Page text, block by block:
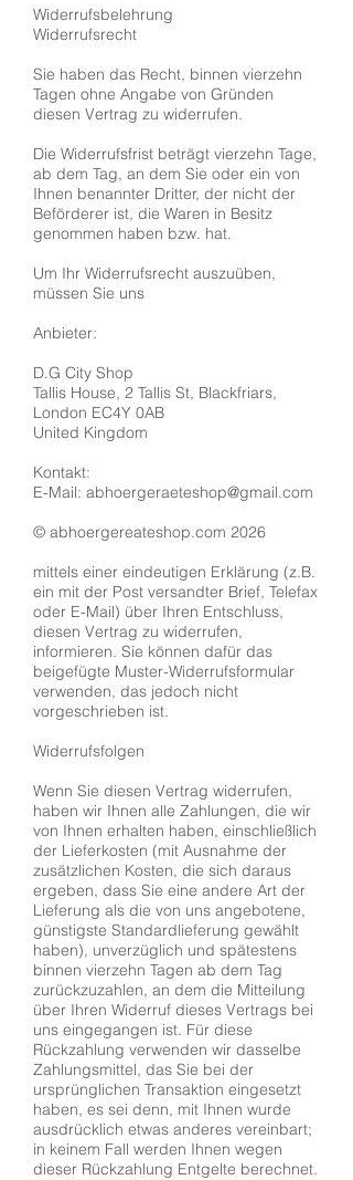
Widerrufsbelehrung
Widerrufsrecht
Sie haben das Recht, binnen vierzehn
Tagen ohne Angabe von Gründen
diesen Vertrag zu widerrufen.
Die Widerrufsfrist beträgt vierzehn Tage,
ab dem Tag, an dem Sie oder ein von
Ihnen benannter Dritter, der nicht der
Beförderer ist, die Waren in Besitz
genommen haben bzw. hat.
Um Ihr Widerrufsrecht auszuüben,
müssen Sie uns
Anbieter:
D.G City Shop
Tallis House, 2 Tallis St, Blackfriars,
London EC4Y 0AB
United Kingdom
Kontakt:
E-Mail: abhoergeraeteshop@gmail.com
© abhoergereateshop.com 2026
mittels einer eindeutigen Erklärung (z.B.
ein mit der Post versandter Brief, Telefax
oder E-Mail) über Ihren Entschluss,
diesen Vertrag zu widerrufen,
informieren. Sie können dafür das
beigefügte Muster-Widerrufsformular
verwenden, das jedoch nicht
vorgeschrieben ist.
Widerrufsfolgen
Wenn Sie diesen Vertrag widerrufen,
haben wir Ihnen alle Zahlungen, die wir
von Ihnen erhalten haben, einschließlich
der Lieferkosten (mit Ausnahme der
zusätzlichen Kosten, die sich daraus
ergeben, dass Sie eine andere Art der
Lieferung als die von uns angebotene,
günstigste Standardlieferung gewählt
haben), unverzüglich und spätestens
binnen vierzehn Tagen ab dem Tag
zurückzuzahlen, an dem die Mitteilung
über Ihren Widerruf dieses Vertrags bei
uns eingegangen ist. Für diese
Rückzahlung verwenden wir dasselbe
Zahlungsmittel, das Sie bei der
ursprünglichen Transaktion eingesetzt
haben, es sei denn, mit Ihnen wurde
ausdrücklich etwas anderes vereinbart;
in keinem Fall werden Ihnen wegen
dieser Rückzahlung Entgelte berechnet.